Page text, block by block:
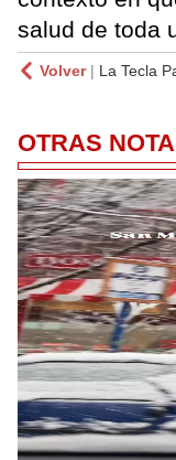
salud de toda
Volver| La Tecla
OTRAS